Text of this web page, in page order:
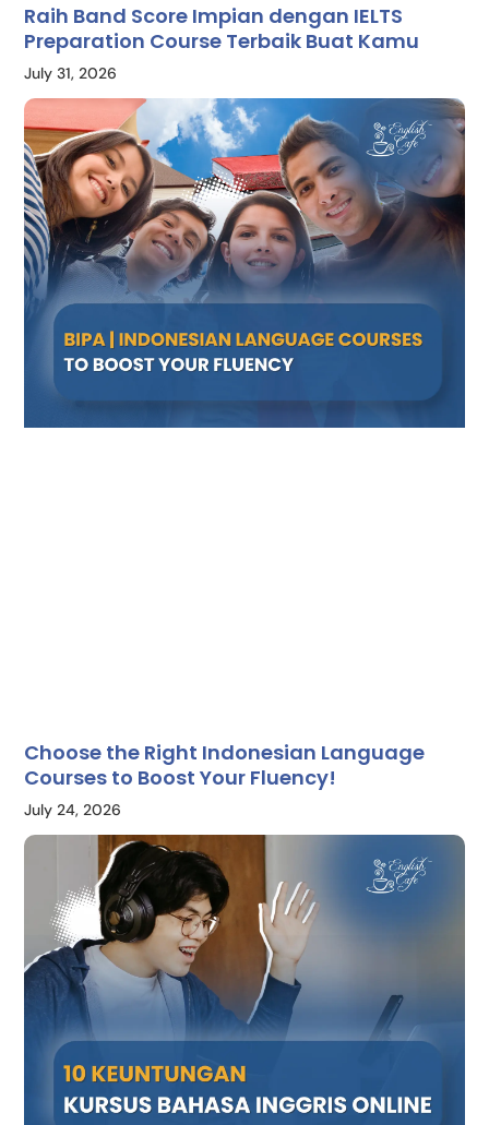
Raih Band Score Impian dengan IELTS
Preparation Course Terbaik Buat Kamu
July 31, 2026
Choose the Right Indonesian Language
Courses to Boost Your Fluency!
July 24, 2026